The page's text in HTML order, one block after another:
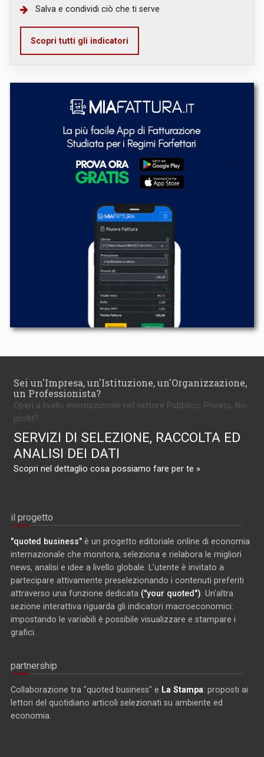
Salva e condividi ciò che ti serve
Scopri tutti gli indicatori
Sei un'Impresa, un'Istituzione, un'Organizzazione,
un Professionista?
Operi a livello internazionale nel settore Pubblico, Privato, No-
profit?
SERVIZI DI SELEZIONE, RACCOLTA ED
ANALISI DEI DATI
Scopri nel dettaglio cosa possiamo fare per te »
il progetto
"quoted business" è un progetto editoriale online di economia
internazionale che monitora, seleziona e rielabora le migliori
news, analisi e idee a livello globale. L'utente è invitato a
partecipare attivamente preselezionando i contenuti preferiti
attraverso una funzione dedicata ("your quoted"). Un'altra
sezione interattiva riguarda gli indicatori macroeconomici:
impostando le variabili è possibile visualizzare e stampare i
grafici.
partnership
Collaborazione tra "quoted business" e La Stampa: proposti ai
lettori del quotidiano articoli selezionati su ambiente ed
economia.